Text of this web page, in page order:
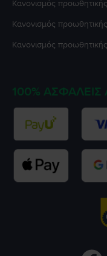
Κανονισμός
Κανονισμός
Κανονισμός
100%